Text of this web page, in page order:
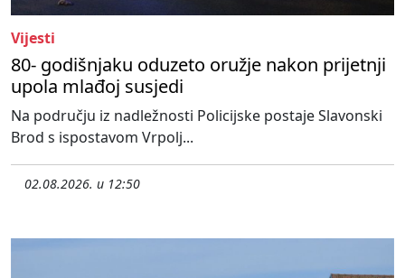
Vijesti
80- godišnjaku oduzeto oružje nakon prijetnji
upola mlađoj susjedi
Na području iz nadležnosti Policijske postaje Slavonski
Brod s ispostavom Vrpolj...
02.08.2026. u 12:50